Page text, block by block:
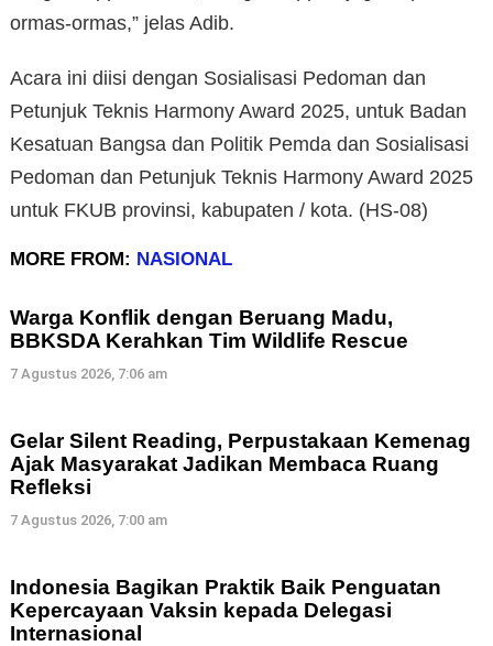
ormas-ormas,” jelas Adib.
Acara ini diisi dengan Sosialisasi Pedoman dan
Petunjuk Teknis Harmony Award 2025, untuk Badan
Kesatuan Bangsa dan Politik Pemda dan Sosialisasi
Pedoman dan Petunjuk Teknis Harmony Award 2025
untuk FKUB provinsi, kabupaten / kota. (HS-08)
MORE FROM: NASIONAL
Warga Konflik dengan Beruang Madu,
BBKSDA Kerahkan Tim Wildlife Rescue
7 Agustus 2026, 7:06 am
Gelar Silent Reading, Perpustakaan Kemenag
Ajak Masyarakat Jadikan Membaca Ruang
Refleksi
7 Agustus 2026, 7:00 am
Indonesia Bagikan Praktik Baik Penguatan
Kepercayaan Vaksin kepada Delegasi
Internasional